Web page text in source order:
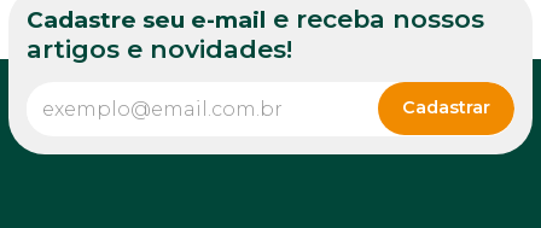
Cadastre seu e-mail e receba nossos
artigos e novidades!